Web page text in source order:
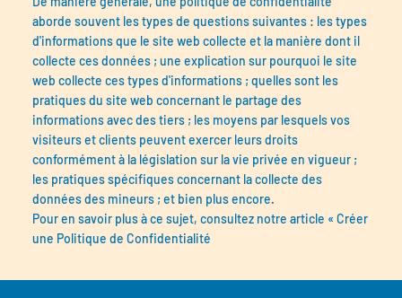
aborde souvent les types de questions suivantes : les types
d'informations que le site web collecte et la manière dont il
collecte ces données ; une explication sur pourquoi le site
web collecte ces types d'informations ; quelles sont les
pratiques du site web concernant le partage des
informations avec des tiers ; les moyens par lesquels vos
visiteurs et clients peuvent exercer leurs droits
conformément à la législation sur la vie privée en vigueur ;
les pratiques spécifiques concernant la collecte des
données des mineurs ; et bien plus encore.
Pour en savoir plus à ce sujet, consultez notre article « Créer
une Politique de Confidentialité